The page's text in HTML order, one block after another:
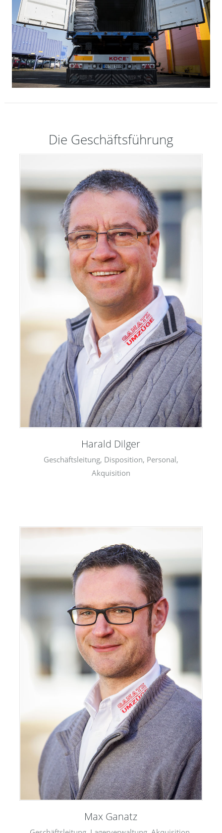
Die Geschäftsführung
Harald Dilger
Geschäftsleitung, Disposition, Personal,
Akquisition
Max Ganatz